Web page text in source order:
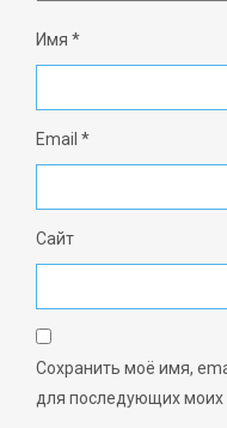
Имя *
Email *
Сайт
Сохранить моё имя,
для последующих моих